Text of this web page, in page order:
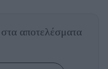
στα αποτελέσματα